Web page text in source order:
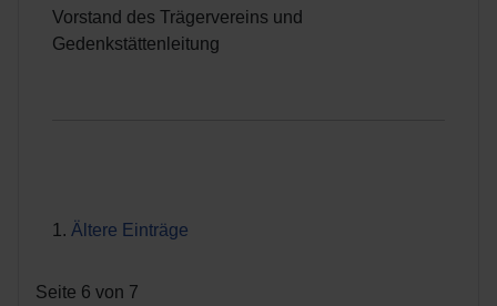
Vorstand des Trägervereins und
Gedenkstättenleitung
Ältere Einträge
Seite 6 von 7